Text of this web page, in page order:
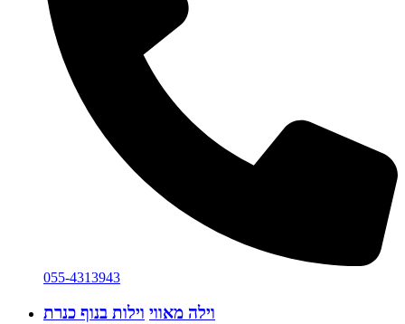
055-4313943
וילה מאווי וילות בנוף כנרת